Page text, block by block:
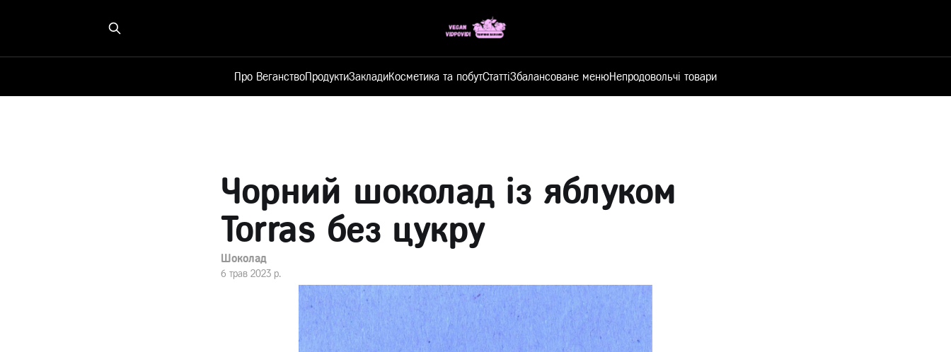
Про ВеганствоПродуктиЗакладиКосметика та побутСтаттіЗбалансоване менюНепродовольчі товари
Чорний шоколад із яблуком
Torras без цукру
Шоколад
6 трав 2023 р.